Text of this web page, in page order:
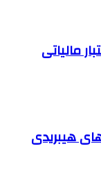
مالیاتی
هیبریدی